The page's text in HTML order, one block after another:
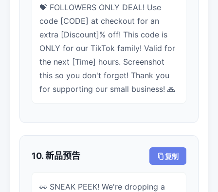
💝 FOLLOWERS ONLY DEAL! Use
code [CODE] at checkout for an
extra [Discount]% off! This code is
ONLY for our TikTok family! Valid for
the next [Time] hours. Screenshot
this so you don't forget! Thank you
for supporting our small business! 🙏
10. 新品预告 复制
👀 SNEAK PEEK! We're dropping a